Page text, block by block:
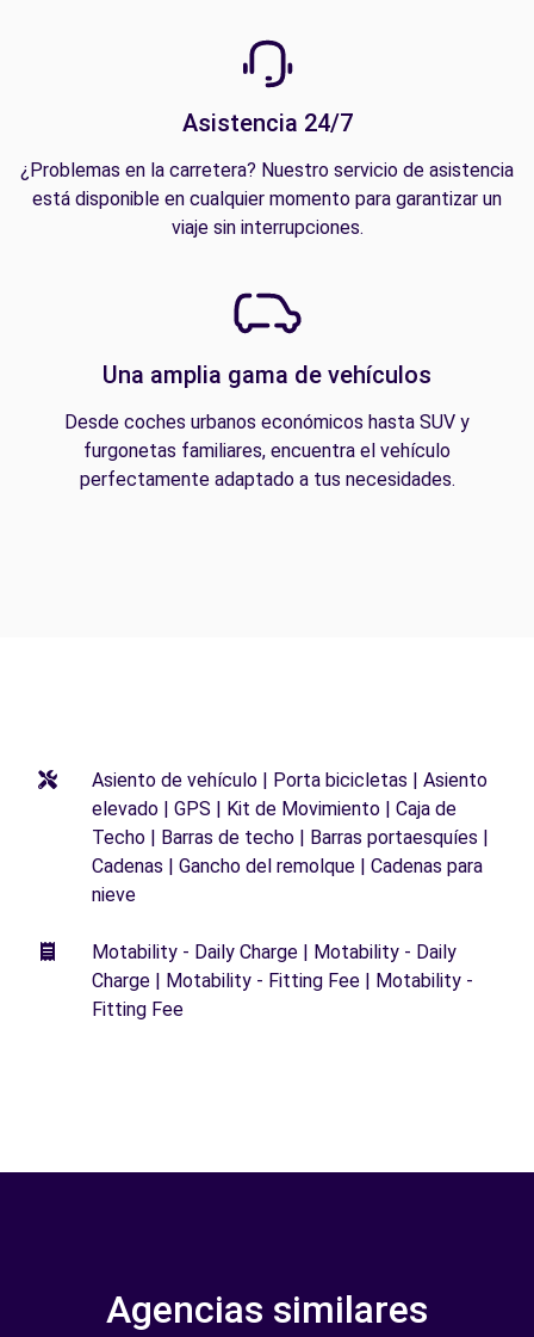
Asistencia 24/7
¿Problemas en la carretera? Nuestro servicio de asistencia
está disponible en cualquier momento para garantizar un
viaje sin interrupciones.
Una amplia gama de vehículos
Desde coches urbanos económicos hasta SUV y
furgonetas familiares, encuentra el vehículo
perfectamente adaptado a tus necesidades.
Asiento de vehículo | Porta bicicletas | Asiento
elevado | GPS | Kit de Movimiento | Caja de
Techo | Barras de techo | Barras portaesquíes |
Cadenas | Gancho del remolque | Cadenas para
nieve
Motability - Daily Charge | Motability - Daily
Charge | Motability - Fitting Fee | Motability -
Fitting Fee
Agencias similares